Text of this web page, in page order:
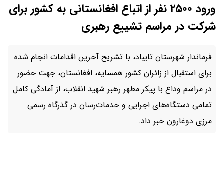
ورود ۲۵۰۰ نفر از اتباع افغانستانی به کشور برای
شرکت در مراسم تشییع رهبری
فرماندار شهرستان تایباد، با تشریح آخرین اقدامات انجام شده
برای استقبال از زائران کشور همسایه، افغانستان، جهت حضور
در مراسم وداع با پیکر مطهر رهبر شهید انقلاب، از آمادگی کامل
تمامی دستگاه‌های اجرایی و خدمات‌رسان در گذرگاه رسمی
مرزی دوغارون خبر داد.